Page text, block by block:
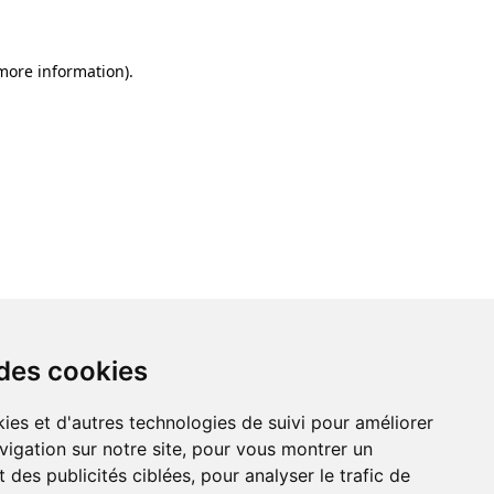
cookies
et d'autres technologies de suivi pour améliorer
sur notre site, pour vous montrer un
des publicités ciblées, pour analyser le trafic de
information).